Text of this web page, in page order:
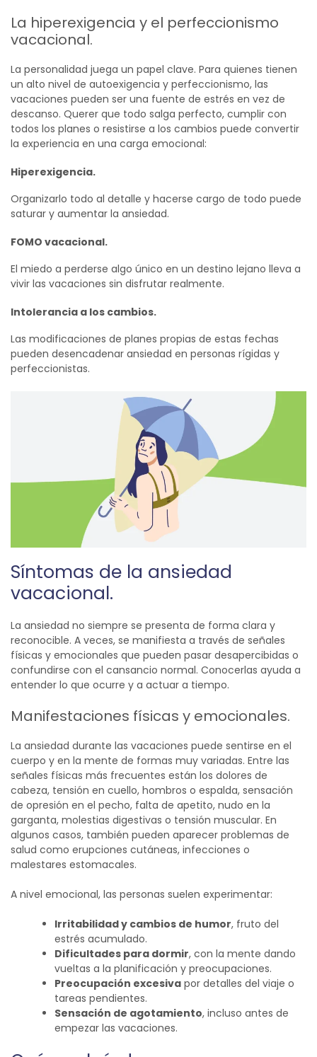
La hiperexigencia y el perfeccionismo
vacacional.
La personalidad juega un papel clave. Para quienes tienen
un alto nivel de autoexigencia y perfeccionismo, las
vacaciones pueden ser una fuente de estrés en vez de
descanso. Querer que todo salga perfecto, cumplir con
todos los planes o resistirse a los cambios puede convertir
la experiencia en una carga emocional:
Hiperexigencia.
Organizarlo todo al detalle y hacerse cargo de todo puede
saturar y aumentar la ansiedad.
FOMO vacacional.
El miedo a perderse algo único en un destino lejano lleva a
vivir las vacaciones sin disfrutar realmente.
Intolerancia a los cambios.
Las modificaciones de planes propias de estas fechas
pueden desencadenar ansiedad en personas rígidas y
perfeccionistas.
Síntomas de la ansiedad
vacacional.
La ansiedad no siempre se presenta de forma clara y
reconocible. A veces, se manifiesta a través de señales
físicas y emocionales que pueden pasar desapercibidas o
confundirse con el cansancio normal. Conocerlas ayuda a
entender lo que ocurre y a actuar a tiempo.
Manifestaciones físicas y emocionales.
La ansiedad durante las vacaciones puede sentirse en el
cuerpo y en la mente de formas muy variadas. Entre las
señales físicas más frecuentes están los dolores de
cabeza, tensión en cuello, hombros o espalda, sensación
de opresión en el pecho, falta de apetito, nudo en la
garganta, molestias digestivas o tensión muscular. En
algunos casos, también pueden aparecer problemas de
salud como erupciones cutáneas, infecciones o
malestares estomacales.
A nivel emocional, las personas suelen experimentar:
Irritabilidad y cambios de humor, fruto del
estrés acumulado.
Dificultades para dormir, con la mente dando
vueltas a la planificación y preocupaciones.
Preocupación excesiva por detalles del viaje o
tareas pendientes.
Sensación de agotamiento, incluso antes de
empezar las vacaciones.